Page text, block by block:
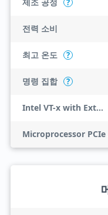
?
전력 소비
최고 온도 ?
명령 집합 ?
Intel VT-x with Extended Page Tables (EPT)